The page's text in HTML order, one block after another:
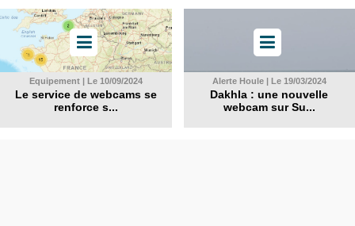
Equipement | Le 10/09/2024
Le service de webcams se
renforce s...
Alerte Houle | Le 19/03/2024
Dakhla : une nouvelle
webcam sur Su...